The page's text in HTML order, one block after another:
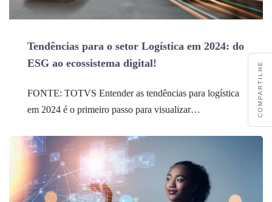
COMPARTILHE
Tendências para o setor Logística em 2024: do
ESG ao ecossistema digital!
FONTE: TOTVS Entender as tendências para logística
em 2024 é o primeiro passo para visualizar…